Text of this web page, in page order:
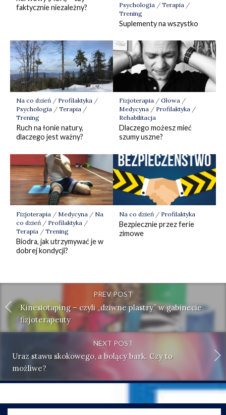
faktycznie niezależny?
Psychologia / Terapia /
Trening
Suplementy na wszystko
Na co dzień/ Profilaktyka/
Psychologia/ Terapia/
Trening
Ruch na łonie natury,
dlaczego jest ważny?
Fizjoterapia/ Głowa/
Medycyna/ Profilaktyka/
Rehabilitacja
Dlaczego możesz mieć
szumy uszne?
Fizjoterapia / Medycyna / Na
co dzień/ Profilaktyka /
Terapia / Trening
Biodra, jak utrzymywać je w
dobrej kondycji?
Na co dzień/ Profilaktyka
Bezpiecznie przez ferie
zimowe
PREV POST
Kinesiotaping – czyli „dziwne plastry” w gabinecie
fizjoterapeuty
NEXT POST
Uraz stawu skokowego, a bolący bark. Czy to
możliwe?